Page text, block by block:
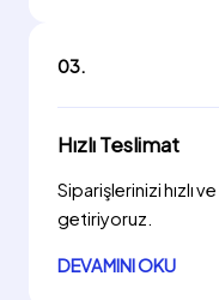
03.
Hızlı Teslimat
Siparişlerinizi hızlı
getiriyoruz.
DEVAMINI OKU